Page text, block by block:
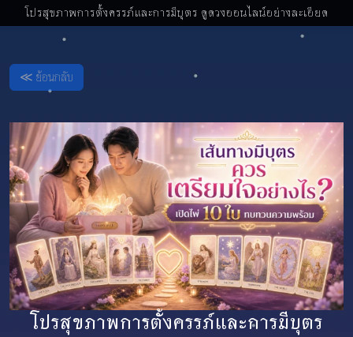
โปรสุขภาพการตั้งครรภ์และการมีบุตร ดูดวงออนไลน์อย่างละเอียด
≪ ย้อนกลับ
โปรสุขภาพการตั้งครรภ์และการมีบุตร